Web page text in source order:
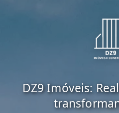
DZ9 Imóveis: